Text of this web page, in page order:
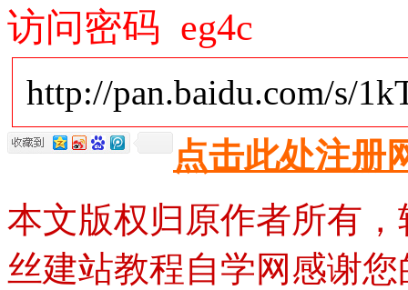
访问密码 eg4c
http://pan.baidu.com/s/
点击此处注册
本文版权归原作者所有
丝建站教程自学网感谢